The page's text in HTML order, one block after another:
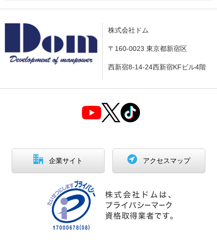
株式会社ドム
〒160-0023 東京都新宿区
西新宿8-14-24西新宿KFビル4階
企業サイト アクセスマップ